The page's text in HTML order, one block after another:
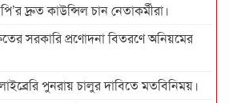
দ্রুত কাউন্সিল চান নেতাকর্মীরা।
সরকারি প্রণোদনা বিতরণে অনিয়মের
পুনরায় চালুর দাবিতে মতবিনিময়।